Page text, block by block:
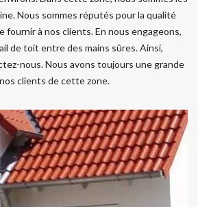
Nous sommes réputés pour la qualité
fournir à nos clients. En nous engageons,
de toit entre des mains sûres. Ainsi,
nous. Nous avons toujours une grande
clients de cette zone.